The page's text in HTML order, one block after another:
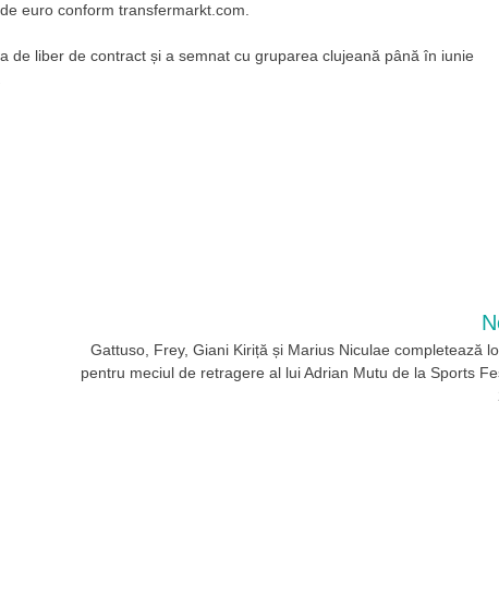
euro conform transfermarkt.com.
de liber de contract și a semnat cu gruparea clujeană până în iunie
Gattuso, Frey, Giani Kiriță și Marius Niculae completează
pentru meciul de retragere al lui Adrian Mutu de la Sports